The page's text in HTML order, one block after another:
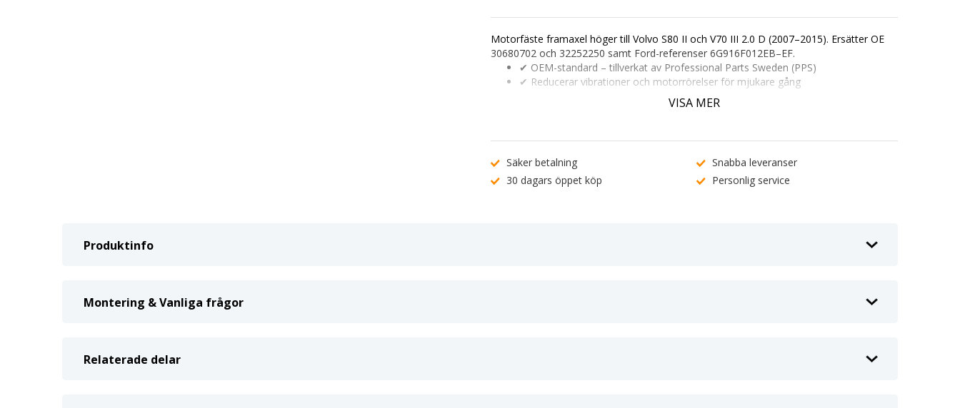
Motorfäste framaxel högertill Volvo S80 II och V70 III 2.0 D (2007–2015). Ersätter OE
30680702 och 32252250 samt Ford-referenser 6G916F012EB–EF.
✔ OEM-standard – tillverkat av Professional Parts Sweden (PPS)
✔ Reducerar vibrationer och motorrörelser för mjukare gång
✔ Passar Volvo S80 II och V70 III samt Ford 2.0 TDCi-modeller
VISA MER
Säker betalning
Snabba leveranser
30 dagars öppet köp
Personlig service
Produktinfo
Montering & Vanliga frågor
Relaterade delar